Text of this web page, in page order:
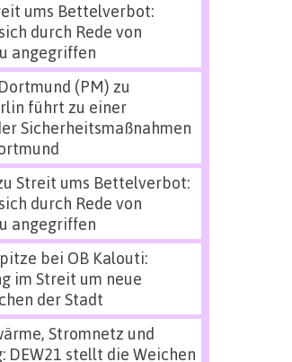
ums Bettelverbot:
durch Rede von
angegriffen
(PM) zu
führt zu einer
Sicherheitsmaßnahmen
Streit ums Bettelverbot:
durch Rede von
angegriffen
bei OB Kalouti:
im Streit um neue
der Stadt
Stromnetz und
DEW21 stellt die Weichen